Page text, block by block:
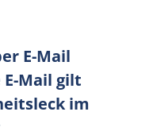
E-Mail
Mail gilt
im